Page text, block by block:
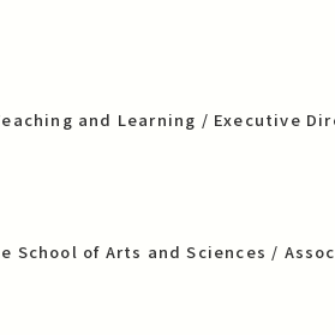
and Learning / Executive
School of Arts and Sciences /